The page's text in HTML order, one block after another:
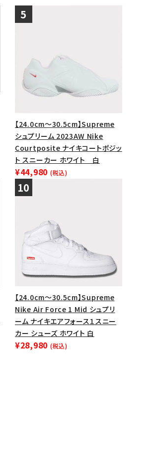
【24.0cm～30.5cm】Supreme
シュプリーム 2023AW Nike
Courtposite ナイキコートポジッ
ト スニーカー ホワイト 白
¥44,980 (税込)
【24.0cm～30.5cm】Supreme
Nike Air Force 1 Mid シュプリ
ーム ナイキエアフォース１スニー
カー シューズ ホワイト 白
¥28,980 (税込)